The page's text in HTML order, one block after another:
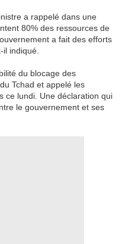
a rappelé dans une
80% des ressources de
a fait des efforts
indiqué.
du blocage des
Tchad et appelé les
ce lundi. Une déclaration qui
le gouvernement et ses